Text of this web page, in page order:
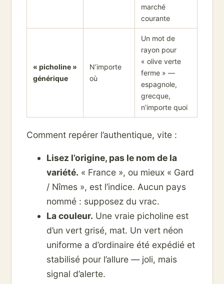
marché
courante
« picholine »
générique
N’importe
où
Un mot de
rayon pour
« olive verte
ferme » —
espagnole,
grecque,
n’importe quoi
Comment repérer l’authentique, vite :
Lisez l’origine, pas le nom de la
variété. « France », ou mieux « Gard
/ Nîmes », est l’indice. Aucun pays
nommé : supposez du vrac.
La couleur. Une vraie picholine est
d’un vert grisé, mat. Un vert néon
uniforme a d’ordinaire été expédié et
stabilisé pour l’allure — joli, mais
signal d’alerte.